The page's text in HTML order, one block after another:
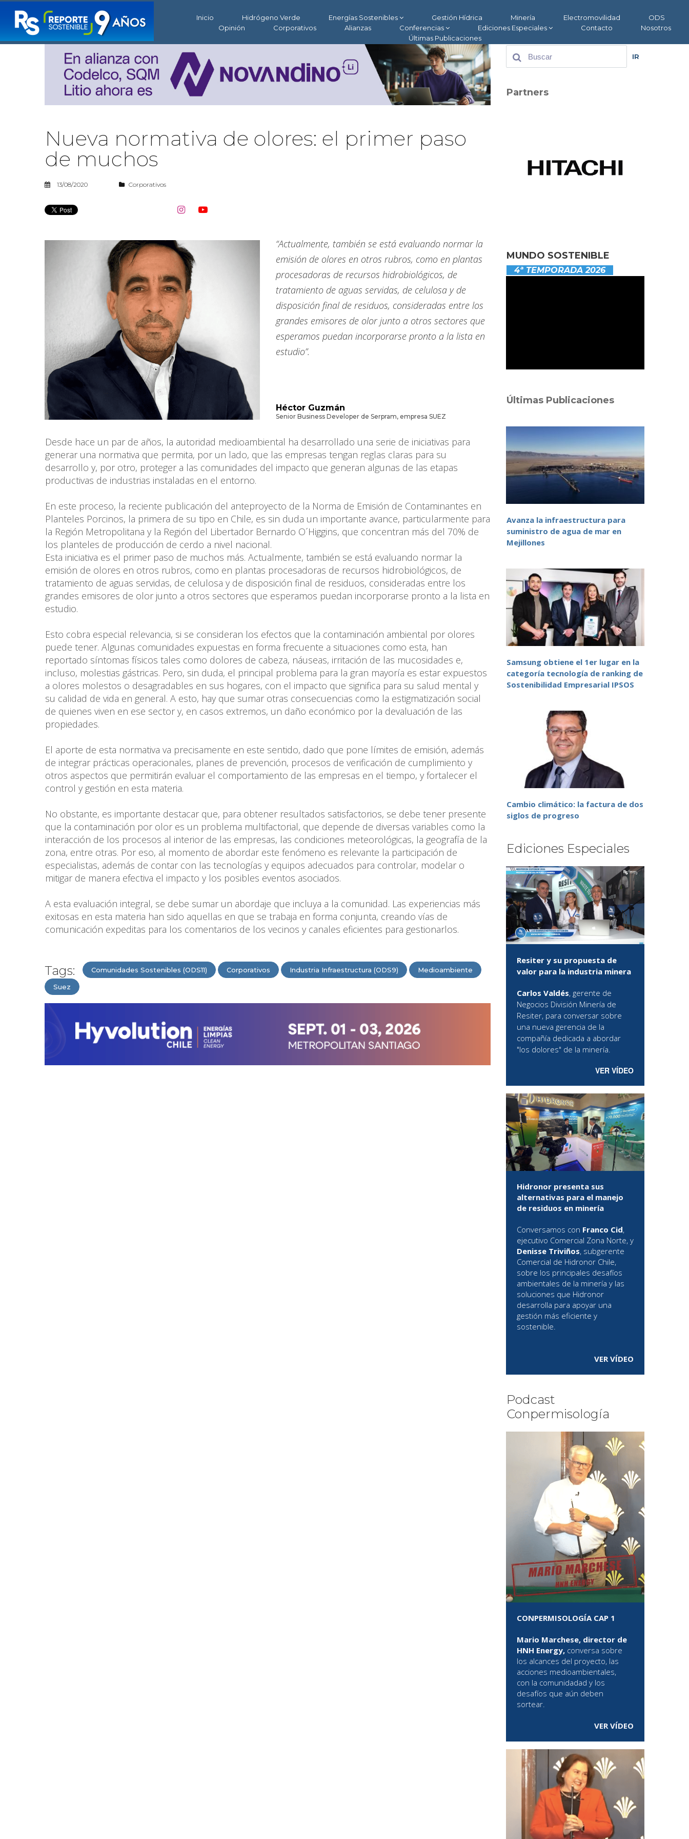
Inicio Hidrógeno Verde Energías Sostenibles Gestión Hídrica Minería Electromovilidad
ODS
Opinión
Corporativos Alianzas Conferencias Ediciones Especiales Contacto
Nosotros
Últimas Publicaciones
Nueva normativa de olores: el primer paso
de muchos
13/08/2020 Corporativos
 
“Actualmente, también se está evaluando normar la
emisión de olores en otros rubros, como en plantas
procesadoras de recursos hidrobiológicos, de
tratamiento de aguas servidas, de celulosa y de
disposición final de residuos, consideradas entre los
grandes emisores de olor junto a otros sectores que
esperamos puedan incorporarse pronto a la lista en
estudio”.
Héctor Guzmán
Senior Business Developer de Serpram, empresa SUEZ
Desde hace un par de años, la autoridad medioambiental ha desarrollado una serie de iniciativas para
generar una normativa que permita, por un lado, que las empresas tengan reglas claras para su
desarrollo y, por otro, proteger a las comunidades del impacto que generan algunas de las etapas
productivas de industrias instaladas en el entorno.
En este proceso, la reciente publicación del anteproyecto de la Norma de Emisión de Contaminantes en
Planteles Porcinos, la primera de su tipo en Chile, es sin duda un importante avance, particularmente para
la Región Metropolitana y la Región del Libertador Bernardo O´Higgins, que concentran más del 70% de
los planteles de producción de cerdo a nivel nacional.
Esta iniciativa es el primer paso de muchos más. Actualmente, también se está evaluando normar la
emisión de olores en otros rubros, como en plantas procesadoras de recursos hidrobiológicos, de
tratamiento de aguas servidas, de celulosa y de disposición final de residuos, consideradas entre los
grandes emisores de olor junto a otros sectores que esperamos puedan incorporarse pronto a la lista en
estudio.
Esto cobra especial relevancia, si se consideran los efectos que la contaminación ambiental por olores
puede tener. Algunas comunidades expuestas en forma frecuente a situaciones como esta, han
reportado síntomas físicos tales como dolores de cabeza, náuseas, irritación de las mucosidades e,
incluso, molestias gástricas. Pero, sin duda, el principal problema para la gran mayoría es estar expuestos
a olores molestos o desagradables en sus hogares, con el impacto que significa para su salud mental y
su calidad de vida en general. A esto, hay que sumar otras consecuencias como la estigmatización social
de quienes viven en ese sector y, en casos extremos, un daño económico por la devaluación de las
propiedades.
El aporte de esta normativa va precisamente en este sentido, dado que pone límites de emisión, además
de integrar prácticas operacionales, planes de prevención, procesos de verificación de cumplimiento y
otros aspectos que permitirán evaluar el comportamiento de las empresas en el tiempo, y fortalecer el
control y gestión en esta materia.
No obstante, es importante destacar que, para obtener resultados satisfactorios, se debe tener presente
que la contaminación por olor es un problema multifactorial, que depende de diversas variables como la
interacción de los procesos al interior de las empresas, las condiciones meteorológicas, la geografía de la
zona, entre otras. Por eso, al momento de abordar este fenómeno es relevante la participación de
especialistas, además de contar con las tecnologías y equipos adecuados para controlar, modelar o
mitigar de manera efectiva el impacto y los posibles eventos asociados.
A esta evaluación integral, se debe sumar un abordaje que incluya a la comunidad. Las experiencias más
exitosas en esta materia han sido aquellas en que se trabaja en forma conjunta, creando vías de
comunicación expeditas para los comentarios de los vecinos y canales eficientes para gestionarlos.
Tags: Comunidades Sostenibles (ODS11) Corporativos Industria Infraestructura (ODS9) Medioambiente
Suez
IR
Partners
MUNDO SOSTENIBLE
4ª TEMPORADA 2026
Últimas Publicaciones
Avanza la infraestructura para
suministro de agua de mar en
Mejillones
Samsung obtiene el 1er lugar en la
categoría tecnología de ranking de
Sostenibilidad Empresarial IPSOS
Cambio climático: la factura de dos
siglos de progreso
Ediciones Especiales
Resiter y su propuesta de
valor para la industria minera
Carlos Valdés, gerente de
Negocios División Minería de
Resiter, para conversar sobre
una nueva gerencia de la
compañía dedicada a abordar
"los dolores" de la minería.
VER VÍDEO
Hidronor presenta sus
alternativas para el manejo
de residuos en minería
Conversamos con Franco Cid,
ejecutivo Comercial Zona Norte, y
Denisse Triviños, subgerente
Comercial de Hidronor Chile,
sobre los principales desafíos
ambientales de la minería y las
soluciones que Hidronor
desarrolla para apoyar una
gestión más eficiente y
sostenible.
VER VÍDEO
Podcast
Conpermisología
CONPERMISOLOGÍA CAP 1
Mario Marchese, director de
HNH Energy, conversa sobre
los alcances del proyecto, las
acciones medioambientales,
con la comunidadad y los
desafíos que aún deben
sortear.
VER VÍDEO